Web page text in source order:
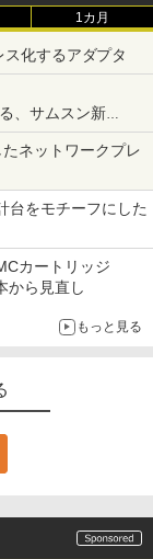
1カ月
化するアダプタ
、サムスン新
ネットワークプレ
台をモチーフにした
カートリッジ
から見直し
もっと見る